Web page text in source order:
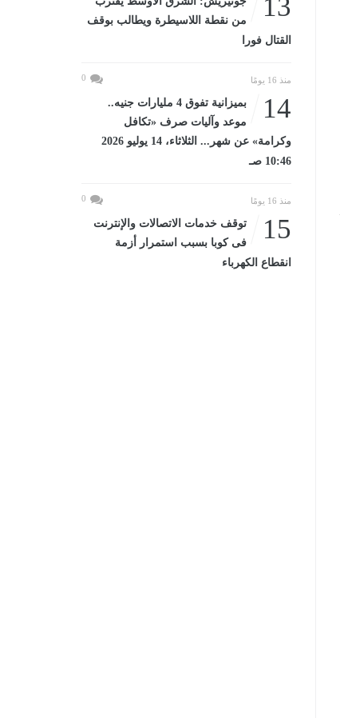
13
من نقطة اللاسيطرة ويطالب بوقف
القتال فورا
منذ 16 يومًا 0
14
بميزانية تفوق 4 مليارات جنيه..
موعد وآليات صرف «تكافل
وكرامة» عن شهر... الثلاثاء، 14 يوليو 2026
10:46 صـ
منذ 16 يومًا 0
15
توقف خدمات الاتصالات والإنترنت
فى كوبا بسبب استمرار أزمة
انقطاع الكهرباء